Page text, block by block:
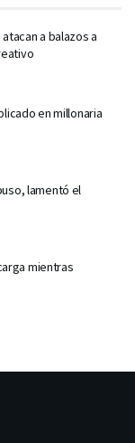
a balazos a
en millonaria
lamentó el
mientras